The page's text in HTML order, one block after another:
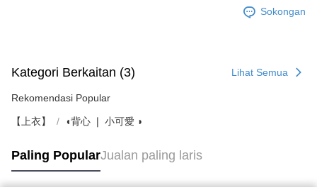
Sokongan
Kategori Berkaitan (3) Lihat Semua
Rekomendasi Popular
【上衣】 ◖背心 ❘ 小可愛 ◗
Paling PopularJualan paling laris